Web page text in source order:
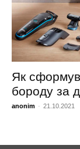
Як
бороду за
anonim - 21.10.2021